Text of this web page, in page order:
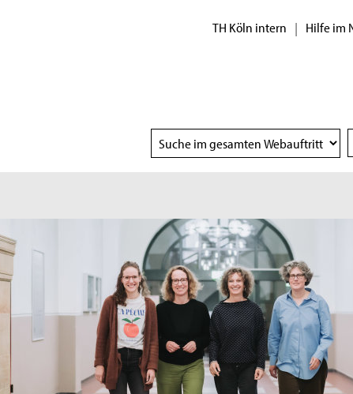
TH Köln intern | Hilfe im
Suchbereich
wählen